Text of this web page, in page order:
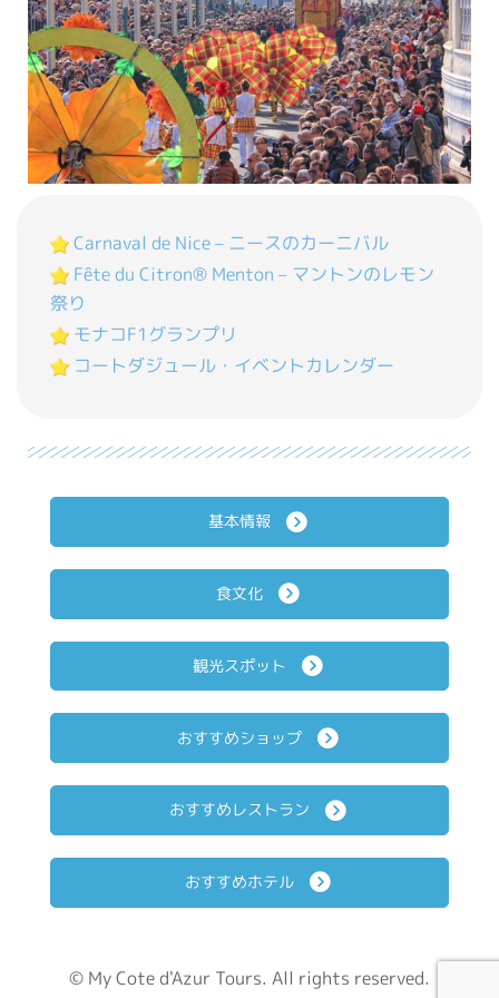
Carnaval de Nice – ニースのカーニバル
Fête du Citron® Menton – マントンのレモン
祭り
モナコF1グランプリ
コートダジュール・イベントカレンダー
基本情報
食文化
観光スポット
おすすめショップ
おすすめレストラン
おすすめホテル
© My Cote d'Azur Tours. All rights reserved.